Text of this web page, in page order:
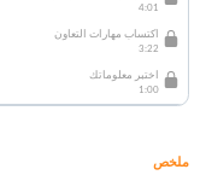
4:01
اكتساب مهارات التعاون
3:22
اختبر معلوماتك
1:00
ملخص